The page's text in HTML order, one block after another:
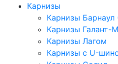
Карнизы
Карнизы
Карнизы Галант-
Карнизы Лагом
Карнизы с U-